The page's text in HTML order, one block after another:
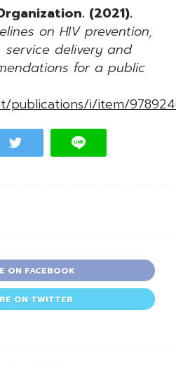
(2021).
on HIV prevention,
delivery and
for a public
publications/i/item/
ON FACEBOOK
ON TWITTER